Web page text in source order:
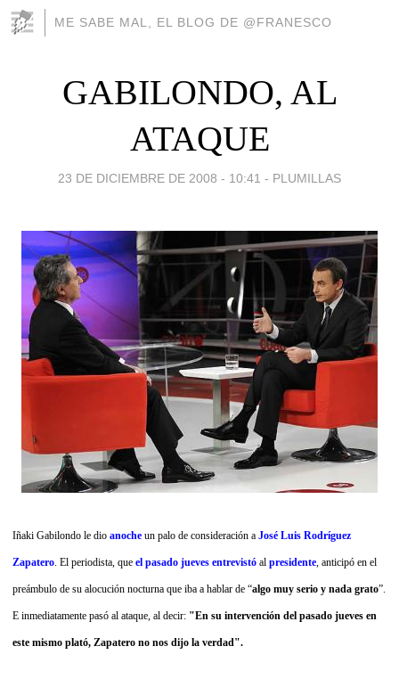
ME SABE MAL, EL BLOG DE @FRANESCO
GABILONDO, AL
ATAQUE
23 DE DICIEMBRE DE 2008 - 10:41 - PLUMILLAS
Iñaki Gabilondo le dio anoche un palo de consideración a José Luis Rodríguez
Zapatero . El periodista, que el pasado jueves entrevistó al presidente , anticipó en el
preámbulo de su alocución nocturna que iba a hablar de “algo muy serio y nada grato”.
E inmediatamente pasó al ataque, al decir: "En su intervención del pasado jueves en
este mismo plató, Zapatero no nos dijo la verdad".